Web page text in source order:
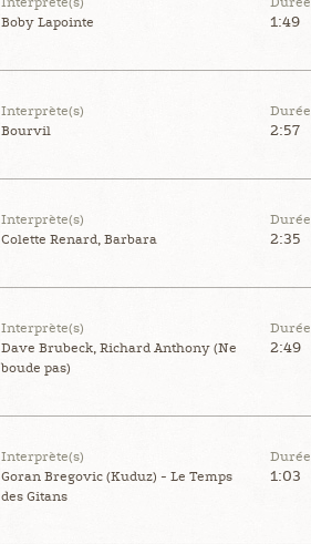
Boby Lapointe
1:49
Interprète(s)
Bourvil
Durée
2:57
Interprète(s)
Colette Renard, Barbara
Durée
2:35
Interprète(s)
Dave Brubeck, Richard Anthony (Ne
boude pas)
Durée
2:49
Interprète(s)
Goran Bregovic (Kuduz) - Le Temps
des Gitans
Durée
1:03